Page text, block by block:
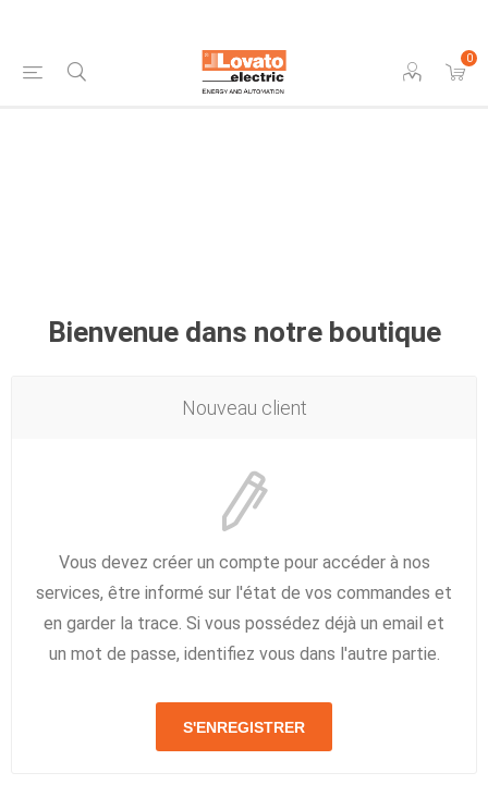
0
Bienvenue dans notre boutique
Nouveau client
Vous devez créer un compte pour accéder à nos
services, être informé sur l'état de vos commandes et
en garder la trace. Si vous possédez déjà un email et
un mot de passe, identifiez vous dans l'autre partie.
S'ENREGISTRER